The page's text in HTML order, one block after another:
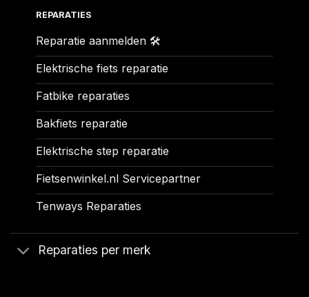
REPARATIES
Reparatie aanmelden 🛠️
Elektrische fiets reparatie
Fatbike reparaties
Bakfiets reparatie
Elektrische step reparatie
Fietsenwinkel.nl Servicepartner
Tenways Reparaties
Reparaties per merk